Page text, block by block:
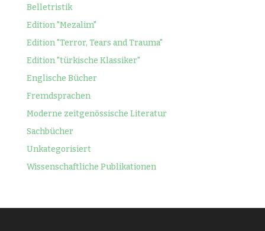
Belletristik
Edition "Mezalim"
Edition "Terror, Tears and Trauma"
Edition "türkische Klassiker"
Englische Bücher
Fremdsprachen
Moderne zeitgenössische Literatur
Sachbücher
Unkategorisiert
Wissenschaftliche Publikationen